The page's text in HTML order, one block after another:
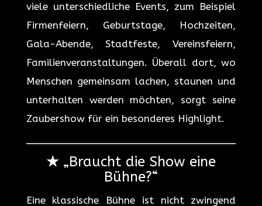
viele unterschiedliche Events, zum Beispiel
Firmenfeiern, Geburtstage, Hochzeiten,
Gala-Abende, Stadtfeste, Vereinsfeiern,
Familienveranstaltungen. Überall dort, wo
Menschen gemeinsam lachen, staunen und
unterhalten werden möchten, sorgt seine
Zaubershow für ein besonderes Highlight.
★ „Braucht die Show eine
Bühne?“
Eine klassische Bühne ist nicht zwingend